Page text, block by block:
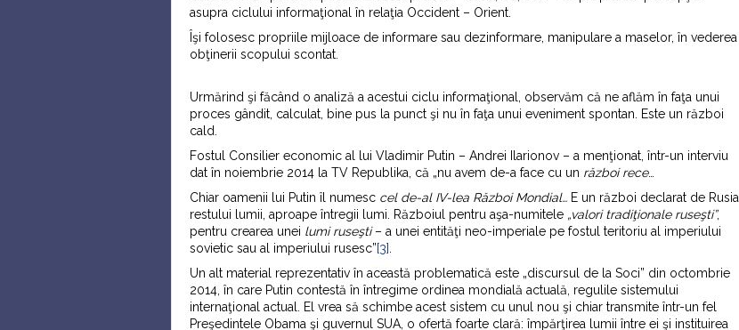
asupra ciclului informaţional în relaţia Occident – Orient.
Îşi folosesc propriile mijloace de informare sau dezinformare, manipulare a maselor, în vederea
obţinerii scopului scontat.
Urmărind şi făcând o analiză a acestui ciclu informaţional, observăm că ne aflăm în faţa unui
proces gândit, calculat, bine pus la punct şi nu în faţa unui eveniment spontan. Este un război
cald.
Fostul Consilier economic al lui Vladimir Putin – Andrei Ilarionov – a menţionat, într-un interviu
dat în noiembrie 2014 la TV Republika, că „nu avem de-a face cu un război rece…
Chiar oamenii lui Putin îl numesc cel de-al IV-lea Război Mondial… E un război declarat de Rusia
restului lumii, aproape întregii lumi. Războiul pentru aşa-numitele „valori tradiţionale ruseşti”,
pentru crearea unei lumi ruseşti– a unei entităţi neo-imperiale pe fostul teritoriu al imperiului
sovietic sau al imperiului rusesc”[3]
Un alt material reprezentativ în această problematică este „discursul de la Soci” din octombrie
2014, în care Putin contestă în întregime ordinea mondială actuală, regulile sistemului
internaţional actual. El vrea să schimbe acest sistem cu unul nou şi chiar transmite într-un fel
Preşedintele Obama şi guvernul SUA, o ofertă foarte clară: împărţirea lumii între ei şi instituirea